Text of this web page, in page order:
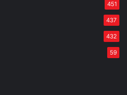
451
437
432
59